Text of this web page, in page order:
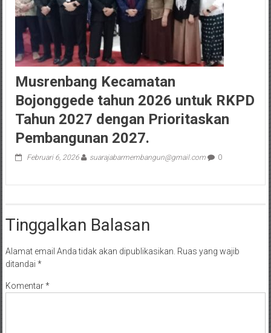
Musrenbang Kecamatan
Bojonggede tahun 2026 untuk RKPD
Tahun 2027 dengan Prioritaskan
Pembangunan 2027.
Februari 6, 2026 suarajabarmembangun@gmail.com
ditandai*